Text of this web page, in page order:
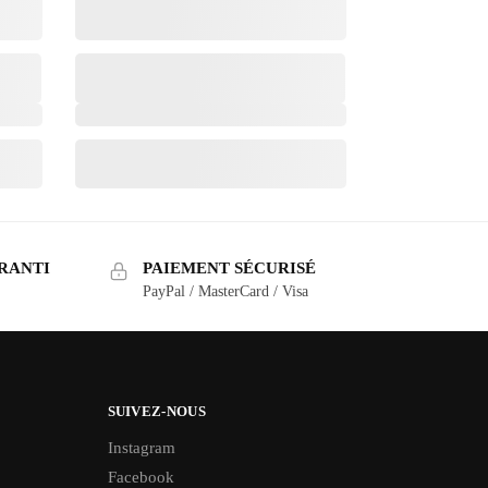
PAIEMENT SÉCURISÉ
PayPal / MasterCard / Visa
SUIVEZ-NOUS
Instagram
Facebook